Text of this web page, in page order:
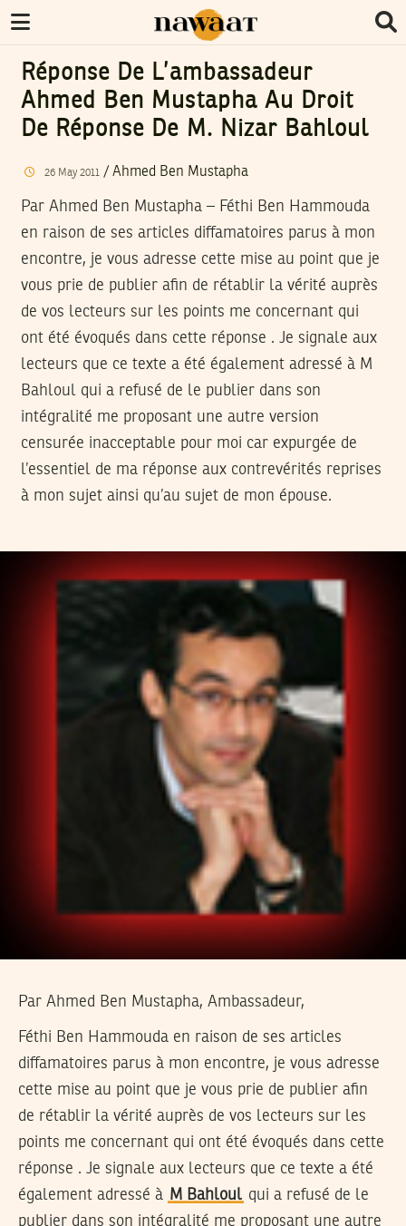
Réponse De L’ambassadeur
Ahmed Ben Mustapha Au Droit
De Réponse De M. Nizar Bahloul
26 May 2011/ Ahmed Ben Mustapha
Par Ahmed Ben Mustapha – Féthi Ben Hammouda
en raison de ses articles diffamatoires parus à mon
encontre, je vous adresse cette mise au point que je
vous prie de publier afin de rétablir la vérité auprès
de vos lecteurs sur les points me concernant qui
ont été évoqués dans cette réponse . Je signale aux
lecteurs que ce texte a été également adressé à M
Bahloul qui a refusé de le publier dans son
intégralité me proposant une autre version
censurée inacceptable pour moi car expurgée de
l’essentiel de ma réponse aux contrevérités reprises
à mon sujet ainsi qu’au sujet de mon épouse.
Par Ahmed Ben Mustapha, Ambassadeur,
Féthi Ben Hammouda en raison de ses articles
diffamatoires parus à mon encontre, je vous adresse
cette mise au point que je vous prie de publier afin
de rétablir la vérité auprès de vos lecteurs sur les
points me concernant qui ont été évoqués dans cette
réponse . Je signale aux lecteurs que ce texte a été
également adressé à M Bahloul qui a refusé de le
publier dans son intégralité me proposant une autre